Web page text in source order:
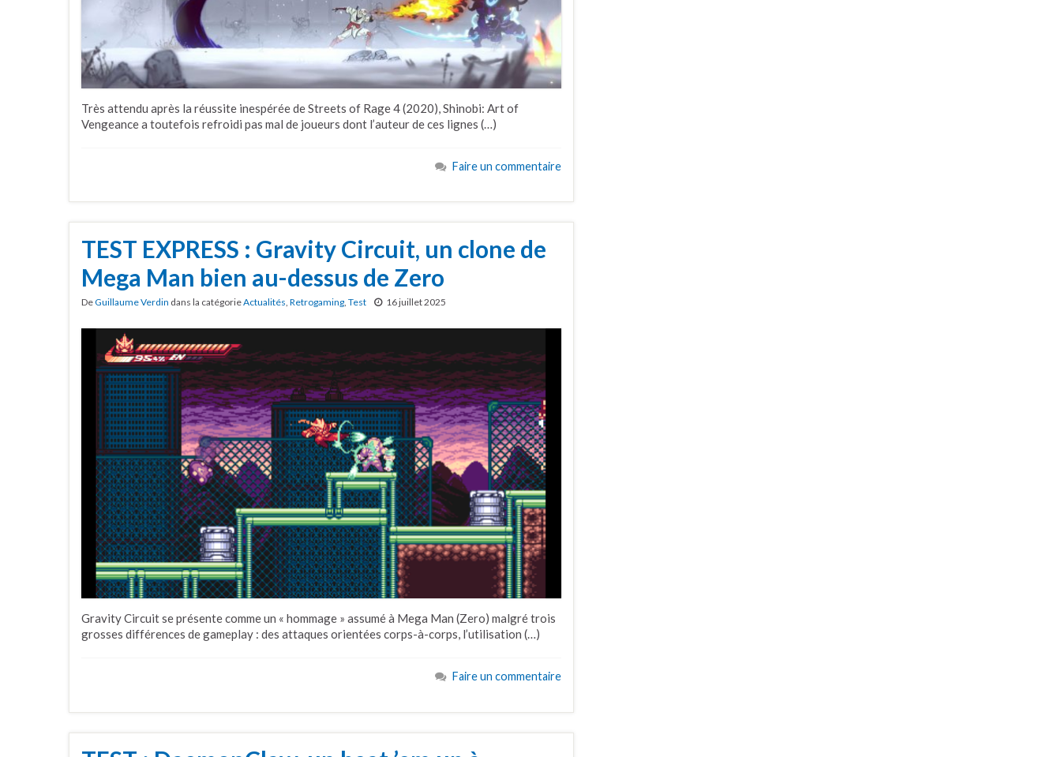
Très attendu après la réussite inespérée de Streets of Rage 4 (2020), Shinobi: Art of
Vengeance a toutefois refroidi pas mal de joueurs dont l’auteur de ces lignes (…)
Faire un commentaire
TEST EXPRESS : Gravity Circuit, un clone de
Mega Man bien au-dessus de Zero
DeGuillaume Verdin dans la catégorieActualités, Retrogaming, Test 16 juillet 2025
Gravity Circuit se présente comme un « hommage » assumé à Mega Man (Zero) malgré trois
grosses différences de gameplay : des attaques orientées corps-à-corps, l’utilisation (…)
Faire un commentaire